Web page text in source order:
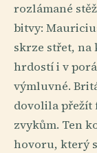
rozlámané
bitvy:
skrze střet,
hrdostí i v
výmluvné.
dovolila přežít
zvykům. Ten
hovoru, který